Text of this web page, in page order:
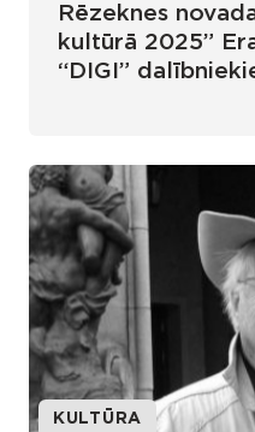
Rēzeknes
kultūrā 2025”
“DIGI”
KULTŪRA